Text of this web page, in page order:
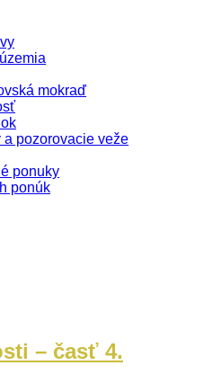
mokraď
a pozorovacie veže
ponuky
ponúk
– časť 4.